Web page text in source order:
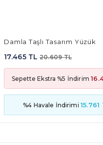
Göz Rabia Turkuaz
8.909 TL 10.512 TL
Sepette Ekstra %5
%4 Havale İndirimi